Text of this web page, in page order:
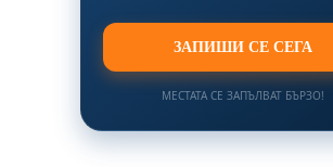
ЗАПИШИ СЕ СЕГА
МЕСТАТА СЕ ЗАПЪЛВАТ БЪРЗО!